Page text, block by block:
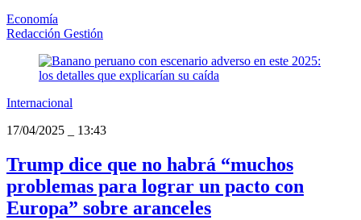
Economía
Redacción Gestión
Internacional
17/04/2025
13:43
Trump dice que no habrá “muchos
problemas para lograr un pacto con
Europa” sobre aranceles